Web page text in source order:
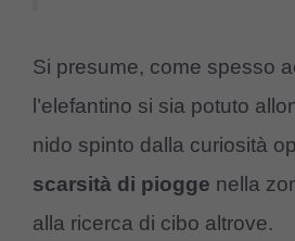
Si presume, come spesso
l’elefantino si sia potuto
nido spinto dalla curiosità
scarsità di piogge nella
alla ricerca di cibo altrove.